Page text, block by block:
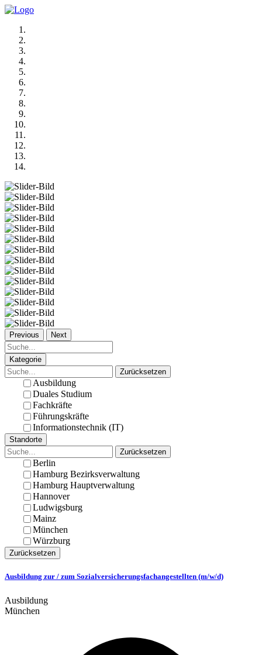
Previous Next
Kategorie
Zurücksetzen
Ausbildung
Duales Studium
Fachkräfte
Führungskräfte
Informationstechnik (IT)
Standorte
Zurücksetzen
Berlin
Hamburg Bezirksverwaltung
Hamburg Hauptverwaltung
Hannover
Ludwigsburg
Mainz
München
Würzburg
Zurücksetzen
Ausbildung zur / zum Sozialversicherungsfachangestellten (m/w/d)
Ausbildung
München